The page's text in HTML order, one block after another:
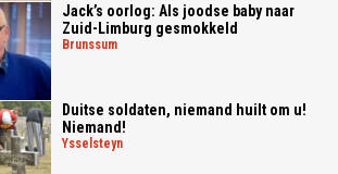
Jack’s oorlog: Als joodse baby naar
Zuid-Limburg gesmokkeld
brunssum
Duitse soldaten, niemand huilt om u!
Niemand!
ysselsteyn